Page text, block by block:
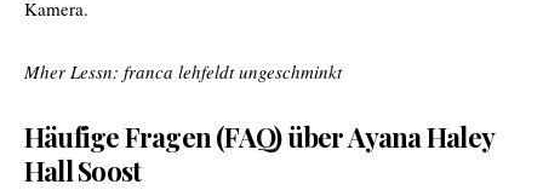
Kamera.
Mher Lessn: franca lehfeldt ungeschminkt
Häufige Fragen (FAQ) über Ayana Haley
Hall Soost